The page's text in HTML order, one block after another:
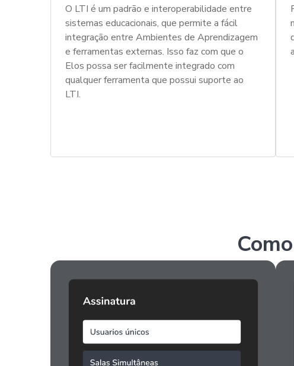
O LTI é um padrão e interoperabilidade entre
sistemas educacionais, que permite a fácil
integração entre Ambientes de Aprendizagem
e ferramentas externas. Isso faz com que o
Elos possa ser facilmente integrado com
qualquer ferramenta que possui suporte ao
LTI.